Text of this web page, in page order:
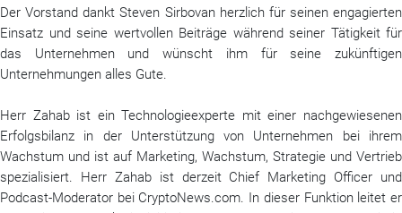
Der Vorstand dankt Steven Sirbovan herzlich für seinen engagierten
Einsatz und seine wertvollen Beiträge während seiner Tätigkeit für
das Unternehmen und wünscht ihm für seine zukünftigen
Unternehmungen alles Gute.
Herr Zahab ist ein Technologieexperte mit einer nachgewiesenen
Erfolgsbilanz in der Unterstützung von Unternehmen bei ihrem
Wachstum und ist auf Marketing, Wachstum, Strategie und Vertrieb
spezialisiert. Herr Zahab ist derzeit Chief Marketing Officer und
Podcast-Moderator bei CryptoNews.com. In dieser Funktion leitet er